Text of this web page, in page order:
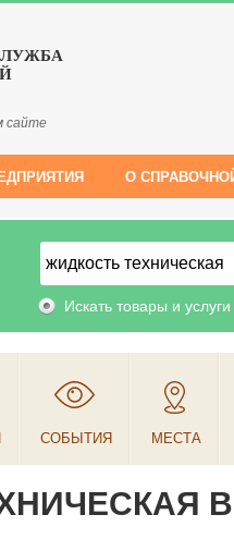
сайте
О
Искать товары и услуги
СОБЫТИЯ МЕСТА